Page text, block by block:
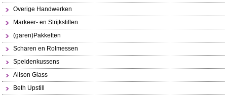
Overige Handwerken
Markeer- en Strijkstiften
(garen)Pakketten
Scharen en Rolmessen
Speldenkussens
Alison Glass
Beth Upstill